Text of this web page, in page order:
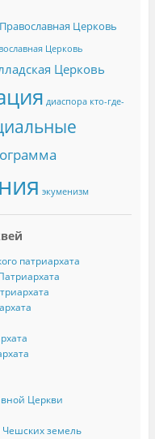
Церковь
Церковь
Церковь
диаспора кто-где-
экуменизм
патриархата
Церкви
земель